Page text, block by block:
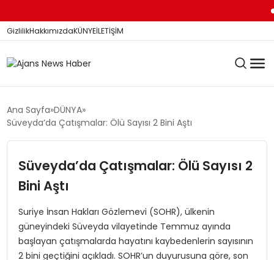
GizlilikHakkımızdaKÜNYEİLETİŞİM
KÖŞE YAZILARI
YEREL HABERLER
Ana Sayfa DÜNYA
Süveyda’da Çatışmalar: Ölü Sayısı 2 Bini Aştı
Süveyda’da Çatışmalar: Ölü Sayısı 2
Bini Aştı
Suriye İnsan Hakları Gözlemevi (SOHR), ülkenin
güneyindeki Süveyda vilayetinde Temmuz ayında
başlayan çatışmalarda hayatını kaybedenlerin sayısının
2 bini geçtiğini açıkladı. SOHR’un duyurusuna göre, son